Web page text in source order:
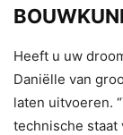
Heeft u uw
Daniëlle van
laten uitvoeren.
technische staat